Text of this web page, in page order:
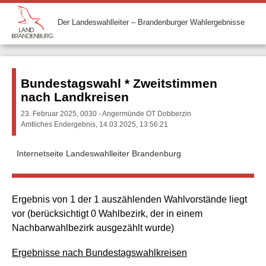
Der Landeswahlleiter – Brandenburger Wahlergebnisse
Bundestagswahl * Zweitstimmen
nach Landkreisen
23. Februar 2025, 0030 - Angermünde OT Dobberzin
Amtliches Endergebnis, 14.03.2025, 13:56:21
Internetseite Landeswahlleiter Brandenburg
Ergebnis von 1 der 1 auszählenden Wahlvorstände liegt
vor (berücksichtigt 0 Wahlbezirk, der in einem
Nachbarwahlbezirk ausgezählt wurde)
Ergebnisse nach Bundestagswahlkreisen